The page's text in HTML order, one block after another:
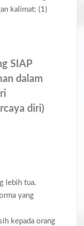
kalimat: (1)
SIAP
dalam
diri)
lebih tua.
yang
kepada orang